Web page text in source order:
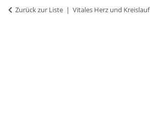
Zurück zur Liste Vitales Herz und Kreislauf